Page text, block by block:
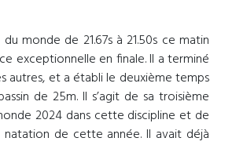
monde de 21.67s à 21.50s ce matin
exceptionnelle en finale. Il a terminé
autres, et a établi le deuxième temps
de 25m. Il s’agit de sa troisième
2024 dans cette discipline et de
de cette année. Il avait déjà